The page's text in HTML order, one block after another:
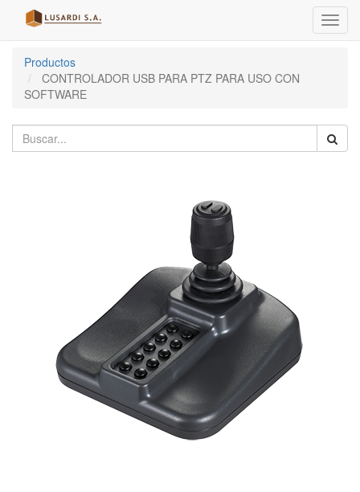
Menú
de
Productos
CONTROLADOR USB PARA PTZ PARA USO CON
SOFTWARE